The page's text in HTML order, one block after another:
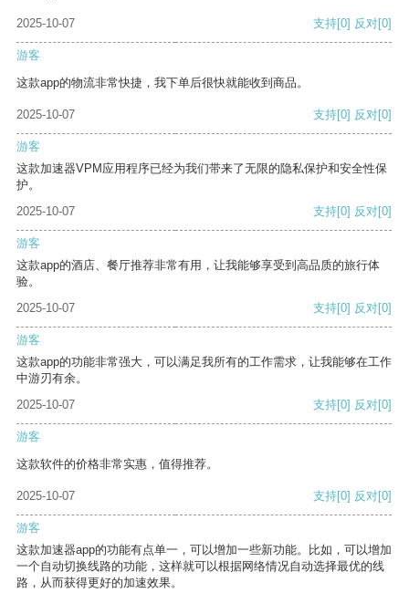
2025-10-07 支持[0] 反对[0]
游客
这款app的物流非常快捷，我下单后很快就能收到商品。
2025-10-07 支持[0] 反对[0]
游客
这款加速器VPM应用程序已经为我们带来了无限的隐私保护和安全性保
护。
2025-10-07
支持[0] 反对[0]
游客
这款app的酒店、餐厅推荐非常有用，让我能够享受到高品质的旅行体
验。
2025-10-07
支持[0] 反对[0]
游客
这款app的功能非常强大，可以满足我所有的工作需求，让我能够在工作
中游刃有余。
2025-10-07
支持[0] 反对[0]
游客
这款软件的价格非常实惠，值得推荐。
2025-10-07 支持[0] 反对[0]
游客
这款加速器app的功能有点单一，可以增加一些新功能。比如，可以增加
一个自动切换线路的功能，这样就可以根据网络情况自动选择最优的线
路，从而获得更好的加速效果。